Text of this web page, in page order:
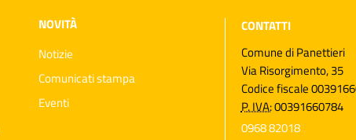
NOVITÀ
Notizie
Comunicati stampa
Eventi
CONTATTI
Comune di Panettieri
Via Risorgimento, 35
Codice fiscale
P. IVA:00391660784
0968 82018